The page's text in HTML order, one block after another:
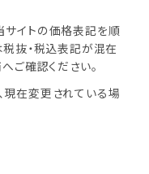
イトの価格表記を順
抜・税込表記が混在
ご確認ください。
在変更されている場